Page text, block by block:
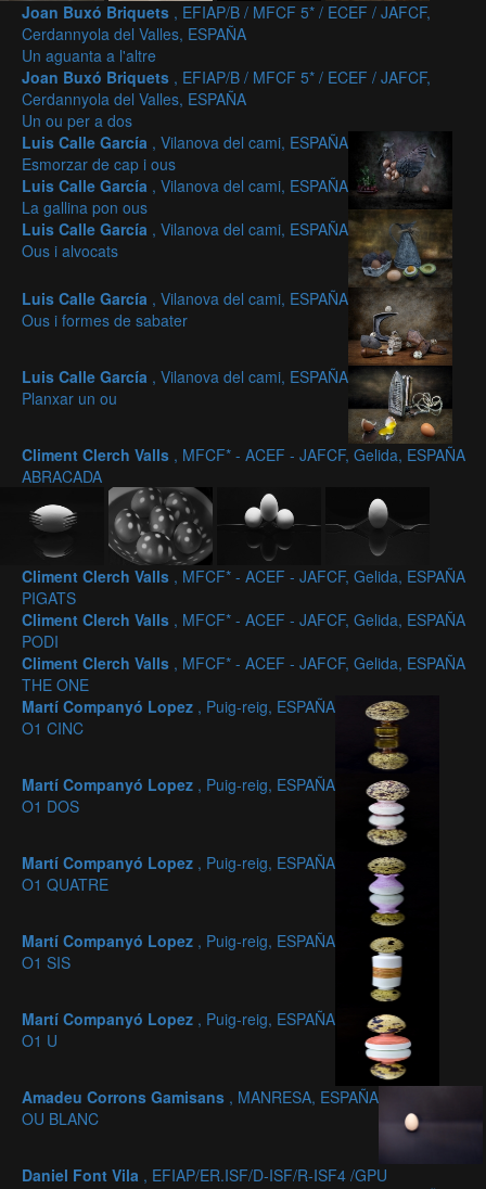
Joan Buxó Briquets , EFIAP/B / MFCF 5* / ECEF / JAFCF,
Cerdannyola del Valles, ESPAÑA
Un aguanta a l'altre
Joan Buxó Briquets , EFIAP/B / MFCF 5* / ECEF / JAFCF,
Cerdannyola del Valles, ESPAÑA
Un ou per a dos
Luis Calle García , Vilanova del cami, ESPAÑA
Esmorzar de cap i ous
Luis Calle García , Vilanova del cami, ESPAÑA
La gallina pon ous
Luis Calle García , Vilanova del cami, ESPAÑA
Ous i alvocats
Luis Calle García , Vilanova del cami, ESPAÑA
Ous i formes de sabater
Luis Calle García , Vilanova del cami, ESPAÑA
Planxar un ou
Climent Clerch Valls , MFCF* - ACEF - JAFCF, Gelida, ESPAÑA
ABRACADA
Climent Clerch Valls , MFCF* - ACEF - JAFCF, Gelida, ESPAÑA
PIGATS
Climent Clerch Valls , MFCF* - ACEF - JAFCF, Gelida, ESPAÑA
PODI
Climent Clerch Valls , MFCF* - ACEF - JAFCF, Gelida, ESPAÑA
THE ONE
Martí Companyó Lopez , Puig-reig, ESPAÑA
O1 CINC
Martí Companyó Lopez , Puig-reig, ESPAÑA
O1 DOS
Martí Companyó Lopez , Puig-reig, ESPAÑA
O1 QUATRE
Martí Companyó Lopez , Puig-reig, ESPAÑA
O1 SIS
Martí Companyó Lopez , Puig-reig, ESPAÑA
O1 U
Amadeu Corrons Gamisans , MANRESA, ESPAÑA
OU BLANC
Daniel Font Vila , EFIAP/ER.ISF/D-ISF/R-ISF4 /GPU